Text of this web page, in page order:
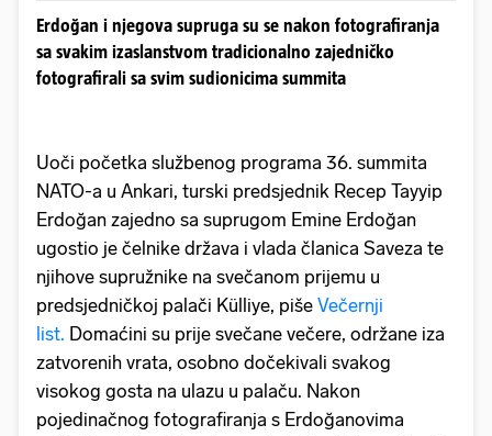
Erdoğan i njegova supruga su se nakon fotografiranja
sa svakim izaslanstvom tradicionalno zajedničko
fotografirali sa svim sudionicima summita
Uoči početka službenog programa 36. summita
NATO-a u Ankari, turski predsjednik Recep Tayyip
Erdoğan zajedno sa suprugom Emine Erdoğan
ugostio je čelnike država i vlada članica Saveza te
njihove supružnike na svečanom prijemu u
predsjedničkoj palači Külliye, piše Večernji
list. Domaćini su prije svečane večere, održane iza
zatvorenih vrata, osobno dočekivali svakog
visokog gosta na ulazu u palaču. Nakon
pojedinačnog fotografiranja s Erdoğanovima